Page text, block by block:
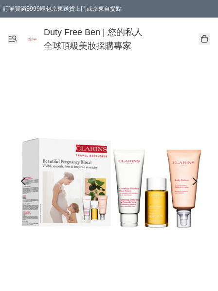
訂單買滿$999即包京東送貨上門或京東自提點
Duty Free Ben | 您的私人
全球頂級美妝採購專家